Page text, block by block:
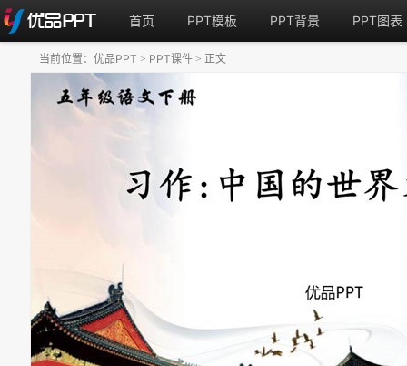
首页 PPT模板 PPT背景 PPT图表
当前位置： 优品PPT > PPT课件 > 正文